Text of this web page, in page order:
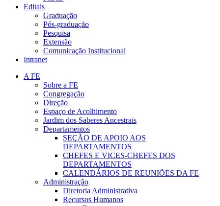
Editais
Graduação
Pós-graduação
Pesquisa
Extensão
Comunicação Institucional
Intranet
A FE
Sobre a FE
Congregação
Direção
Espaço de Acolhimento
Jardim dos Saberes Ancestrais
Departamentos
SEÇÃO DE APOIO AOS
DEPARTAMENTOS
CHEFES E VICES-CHEFES DOS
DEPARTAMENTOS
CALENDÁRIOS DE REUNIÕES DA FE
Administração
Diretoria Administrativa
Recursos Humanos